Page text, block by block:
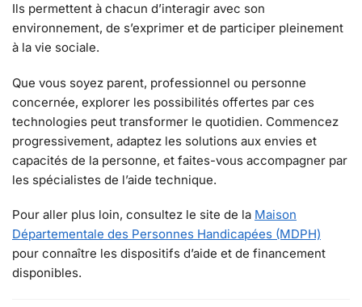
Ils permettent à chacun d’interagir avec son
environnement, de s’exprimer et de participer pleinement
à la vie sociale.
Que vous soyez parent, professionnel ou personne
concernée, explorer les possibilités offertes par ces
technologies peut transformer le quotidien. Commencez
progressivement, adaptez les solutions aux envies et
capacités de la personne, et faites-vous accompagner par
les spécialistes de l’aide technique.
Pour aller plus loin, consultez le site de la Maison
Départementale des Personnes Handicapées (MDPH)
pour connaître les dispositifs d’aide et de financement
disponibles.